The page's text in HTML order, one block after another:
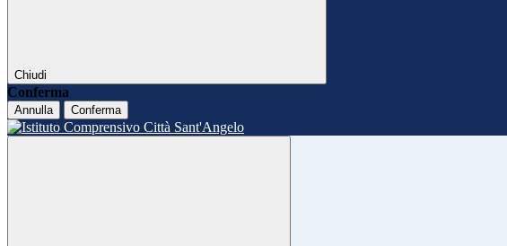
Chiudi
Conferma
Annulla Conferma